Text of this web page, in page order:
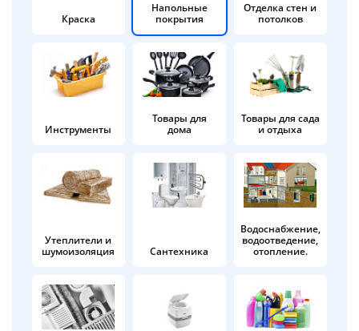
Краска
Напольные
покрытия
Отделка стен и
потолков
Инструменты
Товары для
дома
Товары для сада
и отдыха
Утеплители и
шумоизоляция
Сантехника
Водоснабжение,
водоотведение,
отопление.
в корзину
Оплачивайте сегодня только
25% картой любого банка
Получайте товар
выбранный способом
Оставшиеся
% будут
по25%каждые 2 недели